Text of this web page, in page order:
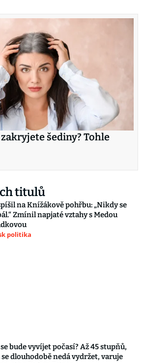
šediny? Tohle
titulů
na Knížákově pohřbu: „Nikdy se
Zmínil napjaté vztahy s Medou
politika
se bude vyvíjet počasí? Až 45 stupňů,
se dlouhodobě nedá vydržet, varuje